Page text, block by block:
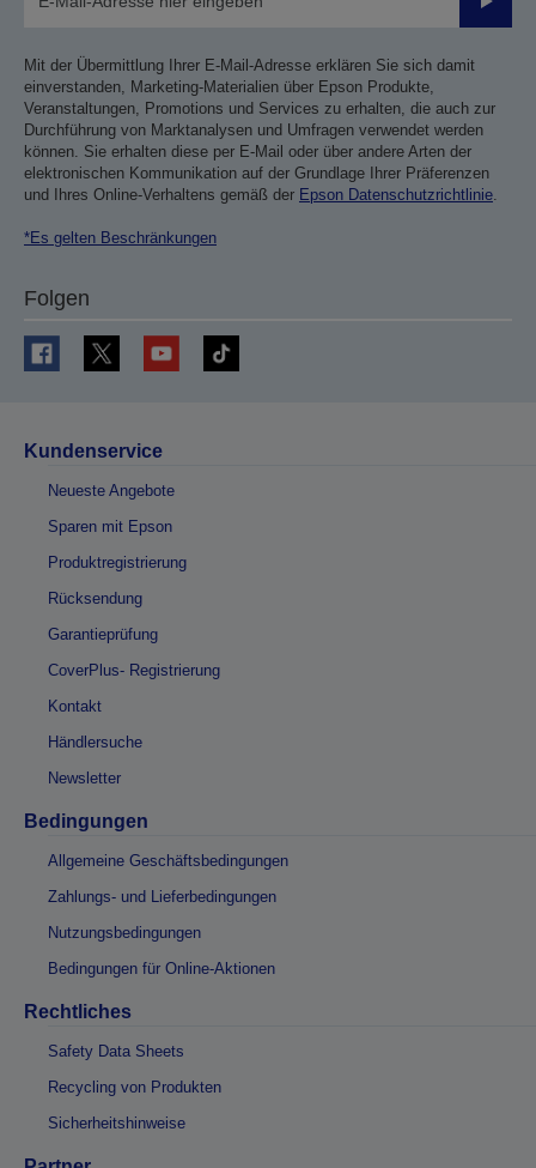
Mit der Übermittlung Ihrer E-Mail-Adresse erklären Sie sich damit
einverstanden, Marketing-Materialien über Epson Produkte,
Veranstaltungen, Promotions und Services zu erhalten, die auch zur
Durchführung von Marktanalysen und Umfragen verwendet werden
können. Sie erhalten diese per E-Mail oder über andere Arten der
elektronischen Kommunikation auf der Grundlage Ihrer Präferenzen
und Ihres Online-Verhaltens gemäß der Epson Datenschutzrichtlinie.
*Es gelten Beschränkungen
Folgen
Kundenservice
Neueste Angebote
Sparen mit Epson
Produktregistrierung
Rücksendung
Garantieprüfung
CoverPlus- Registrierung
Kontakt
Händlersuche
Newsletter
Bedingungen
Allgemeine Geschäftsbedingungen
Zahlungs- und Lieferbedingungen
Nutzungsbedingungen
Bedingungen für Online-Aktionen
Rechtliches
Safety Data Sheets
Recycling von Produkten
Sicherheitshinweise